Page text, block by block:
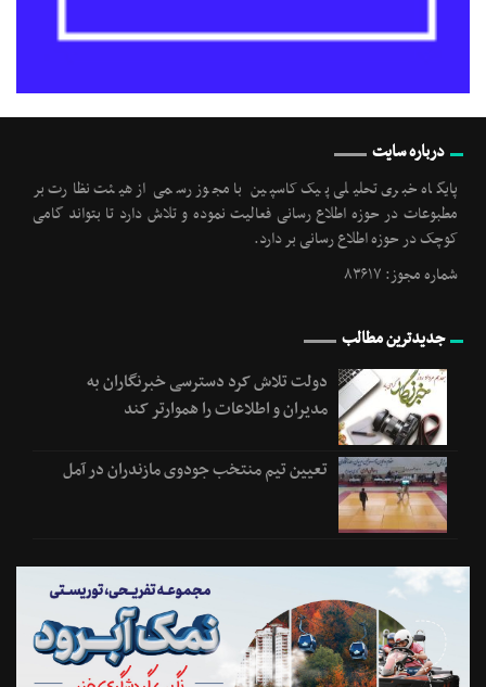
درباره سایت
پایگاه خبری تحلیلی پیک کاسپین با مجوز رسمی از هیئت نظارت بر
مطبوعات در حوزه اطلاع رسانی فعالیت نموده و تلاش دارد تا بتواند گامی
کوچک در حوزه اطلاع رسانی بر دارد.
شماره مجوز: ۸۳۶۱۷
جدیدترین مطالب
دولت تلاش کرد دسترسی خبرنگاران به
مدیران و اطلاعات را هموارتر کند
تعیین تیم منتخب جودوی مازندران در آمل